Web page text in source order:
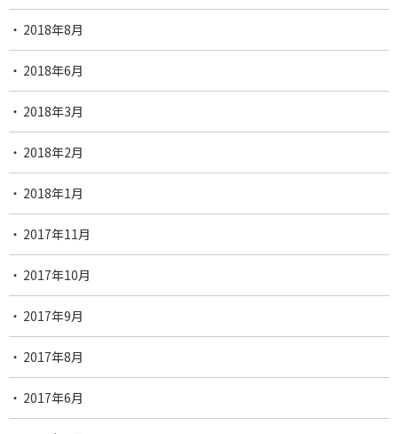
2018年8月
2018年6月
2018年3月
2018年2月
2018年1月
2017年11月
2017年10月
2017年9月
2017年8月
2017年6月